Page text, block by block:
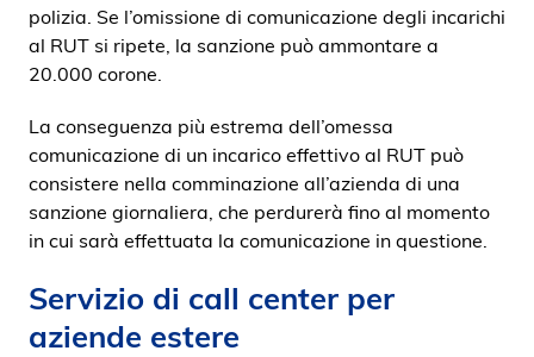
polizia. Se l’omissione di comunicazione degli incarichi
al RUT si ripete, la sanzione può ammontare a
20.000 corone.
La conseguenza più estrema dell’omessa
comunicazione di un incarico effettivo al RUT può
consistere nella comminazione all’azienda di una
sanzione giornaliera, che perdurerà fino al momento
in cui sarà effettuata la comunicazione in questione.
Servizio di call center per
aziende estere